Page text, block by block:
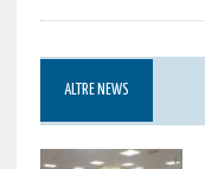
ALTRE NEWS